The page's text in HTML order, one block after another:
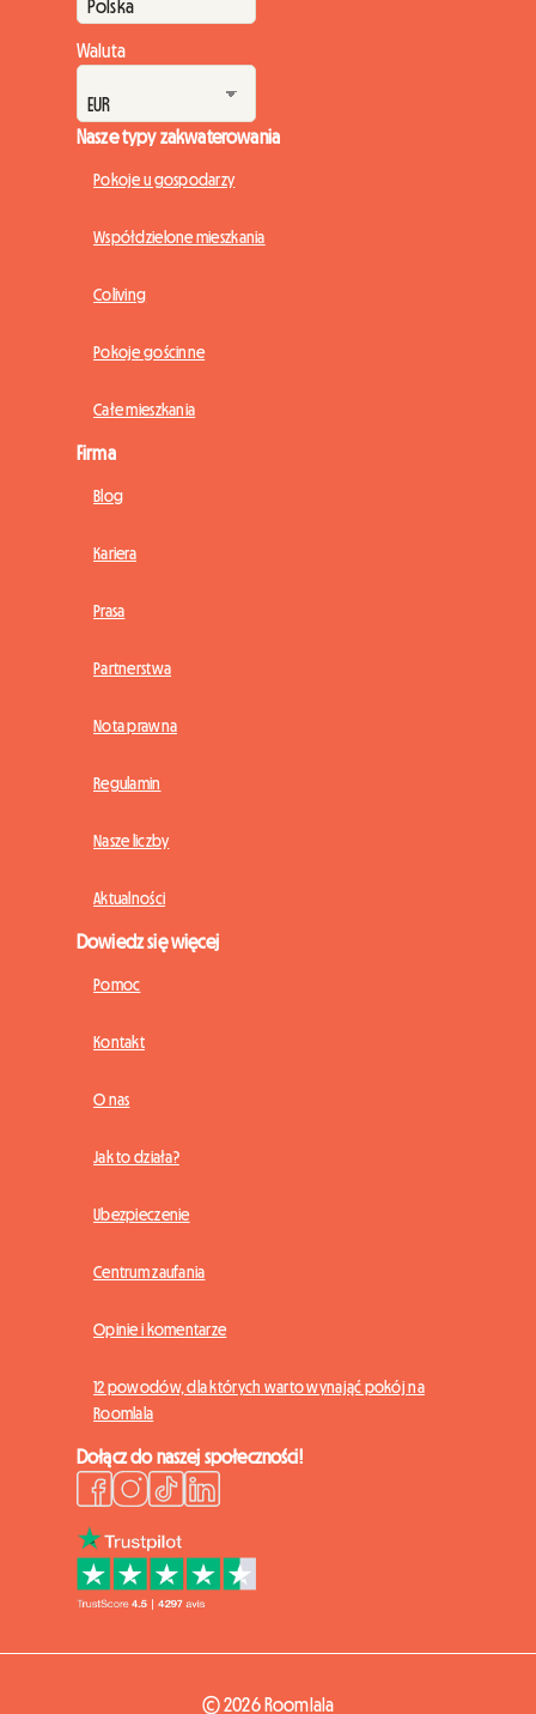
Waluta
Nasze typy zakwaterowania
Pokoje u gospodarzy
Współdzielone mieszkania
Coliving
Pokoje gościnne
Całe mieszkania
Firma
Blog
Kariera
Prasa
Partnerstwa
Nota prawna
Regulamin
Nasze liczby
Aktualności
Dowiedz się więcej
Pomoc
Kontakt
O nas
Jak to działa?
Ubezpieczenie
Centrum zaufania
Opinie i komentarze
12 powodów, dla których warto wynająć pokój na
Roomlala
Dołącz do naszej społeczności!
© 2026 Roomlala